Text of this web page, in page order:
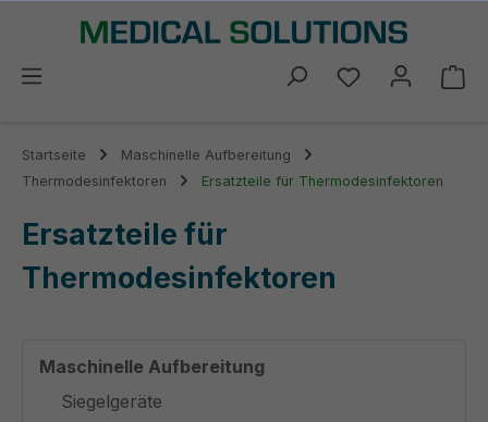
springen
Du hast 0
Startseite
Maschinelle Aufbereitung
Thermodesinfektoren
Ersatzteile für Thermodesinfektoren
Ersatzteile für
Thermodesinfektoren
Maschinelle Aufbereitung
Siegelgeräte